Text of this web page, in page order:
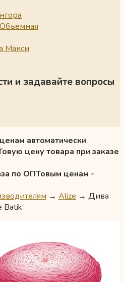
Макси
и задавайте вопросы
автоматически
цену товара при заказе
по ОПТовым ценам -
→ Alize → Дива
Batik